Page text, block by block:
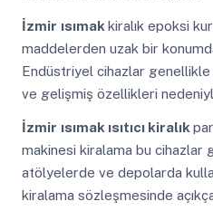
İzmir ısımak kiralık epoksi
maddelerden uzak bir
Endüstriyel cihazlar
ve gelişmiş özellikleri
İzmir ısımak ısıtıcı kiralık
makinesi kiralama bu cihazlar
atölyelerde ve depolarda
kiralama sözleşmesinde